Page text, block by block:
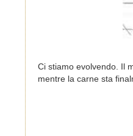
Ci stiamo evolvendo. Il
mentre la carne sta